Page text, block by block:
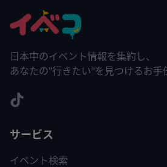
日本中のイベント情報を集約し、
あなたの"行きたい"を見つけるお手
サービス
イベント検索